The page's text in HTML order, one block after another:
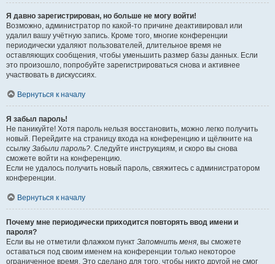
Я давно зарегистрирован, но больше не могу войти!
Возможно, администратор по какой-то причине деактивировал или
удалил вашу учётную запись. Кроме того, многие конференции
периодически удаляют пользователей, длительное время не
оставляющих сообщения, чтобы уменьшить размер базы данных. Если
это произошло, попробуйте зарегистрироваться снова и активнее
участвовать в дискуссиях.
Вернуться к началу
Я забыл пароль!
Не паникуйте! Хотя пароль нельзя восстановить, можно легко получить
новый. Перейдите на страницу входа на конференцию и щёлкните на
ссылку Забыли пароль?. Следуйте инструкциям, и скоро вы снова
сможете войти на конференцию.
Если не удалось получить новый пароль, свяжитесь с администратором
конференции.
Вернуться к началу
Почему мне периодически приходится повторять ввод имени и
пароля?
Если вы не отметили флажком пункт Запомнить меня, вы сможете
оставаться под своим именем на конференции только некоторое
ограниченное время. Это сделано для того, чтобы никто другой не смог